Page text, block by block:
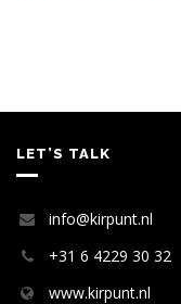
LET’S TALK
info@kirpunt.nl
+31 6 4229 30 32
www.kirpunt.nl